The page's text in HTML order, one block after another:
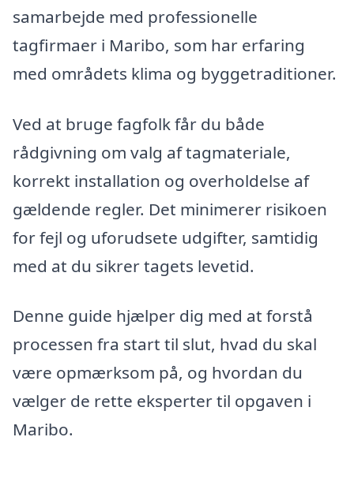
samarbejde med professionelle
tagfirmaer i Maribo, som har erfaring
med områdets klima og byggetraditioner.
Ved at bruge fagfolk får du både
rådgivning om valg af tagmateriale,
korrekt installation og overholdelse af
gældende regler. Det minimerer risikoen
for fejl og uforudsete udgifter, samtidig
med at du sikrer tagets levetid.
Denne guide hjælper dig med at forstå
processen fra start til slut, hvad du skal
være opmærksom på, og hvordan du
vælger de rette eksperter til opgaven i
Maribo.